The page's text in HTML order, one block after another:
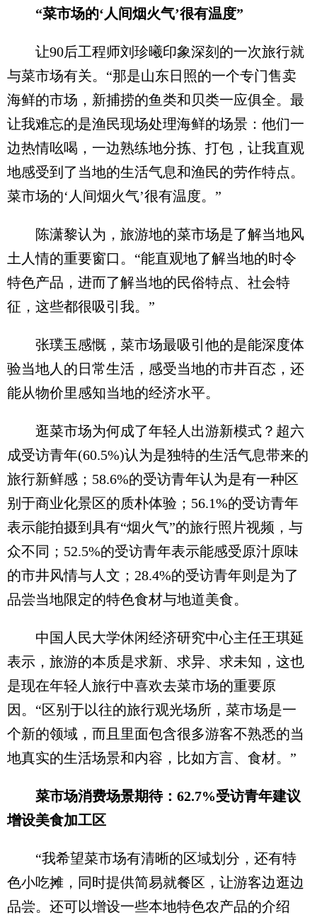
“菜市场的‘人间烟火气’很有温度”
让90后工程师刘珍曦印象深刻的一次旅行就
与菜市场有关。“那是山东日照的一个专门售卖
海鲜的市场，新捕捞的鱼类和贝类一应俱全。最
让我难忘的是渔民现场处理海鲜的场景：他们一
边热情吆喝，一边熟练地分拣、打包，让我直观
地感受到了当地的生活气息和渔民的劳作特点。
菜市场的‘人间烟火气’很有温度。”
陈潇黎认为，旅游地的菜市场是了解当地风
土人情的重要窗口。“能直观地了解当地的时令
特色产品，进而了解当地的民俗特点、社会特
征，这些都很吸引我。”
张璞玉感慨，菜市场最吸引他的是能深度体
验当地人的日常生活，感受当地的市井百态，还
能从物价里感知当地的经济水平。
逛菜市场为何成了年轻人出游新模式？超六
成受访青年(60.5%)认为是独特的生活气息带来的
旅行新鲜感；58.6%的受访青年认为是有一种区
别于商业化景区的质朴体验；56.1%的受访青年
表示能拍摄到具有“烟火气”的旅行照片视频，与
众不同；52.5%的受访青年表示能感受原汁原味
的市井风情与人文；28.4%的受访青年则是为了
品尝当地限定的特色食材与地道美食。
中国人民大学休闲经济研究中心主任王琪延
表示，旅游的本质是求新、求异、求未知，这也
是现在年轻人旅行中喜欢去菜市场的重要原
因。“区别于以往的旅行观光场所，菜市场是一
个新的领域，而且里面包含很多游客不熟悉的当
地真实的生活场景和内容，比如方言、食材。”
菜市场消费场景期待：62.7%受访青年建议
增设美食加工区
“我希望菜市场有清晰的区域划分，还有特
色小吃摊，同时提供简易就餐区，让游客边逛边
品尝。还可以增设一些本地特色农产品的介绍